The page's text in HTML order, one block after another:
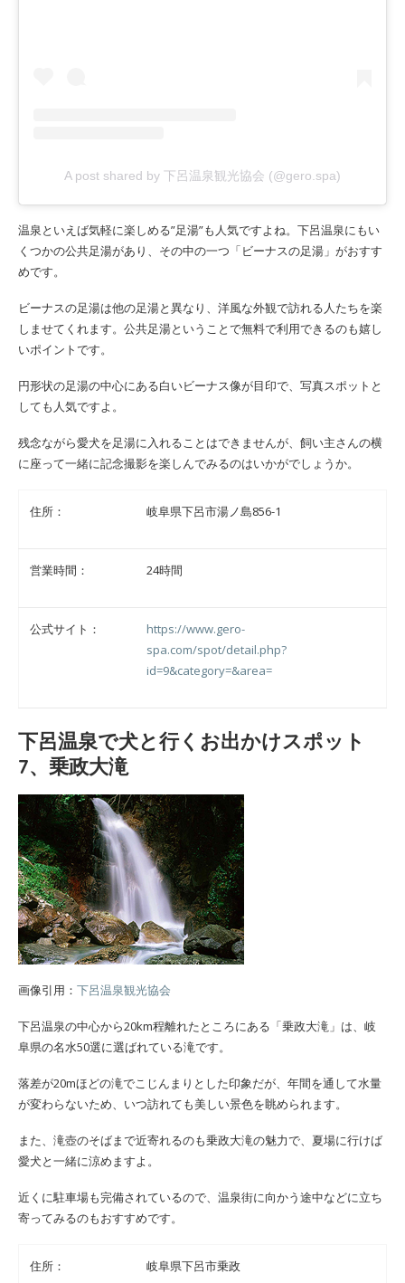
A post shared by 下呂温泉観光協会 (@gero.spa)
温泉といえば気軽に楽しめる”足湯”も人気ですよね。下呂温泉にもい
くつかの公共足湯があり、その中の一つ「ビーナスの足湯」がおすす
めです。
ビーナスの足湯は他の足湯と異なり、洋風な外観で訪れる人たちを楽
しませてくれます。公共足湯ということで無料で利用できるのも嬉し
いポイントです。
円形状の足湯の中心にある白いビーナス像が目印で、写真スポットと
しても人気ですよ。
残念ながら愛犬を足湯に入れることはできませんが、飼い主さんの横
に座って一緒に記念撮影を楽しんでみるのはいかがでしょうか。
住所： 岐阜県下呂市湯ノ島856-1
営業時間： 24時間
公式サイト：
https://www.gero-
spa.com/spot/detail.php?
id=9&category=&area=
下呂温泉で犬と行くお出かけスポット
7、乗政大滝
画像引用： 下呂温泉観光協会
下呂温泉の中心から20km程離れたところにある「乗政大滝」は、岐
阜県の名水50選に選ばれている滝です。
落差が20mほどの滝でこじんまりとした印象だが、年間を通して水量
が変わらないため、いつ訪れても美しい景色を眺められます。
また、滝壺のそばまで近寄れるのも乗政大滝の魅力で、夏場に行けば
愛犬と一緒に涼めますよ。
近くに駐車場も完備されているので、温泉街に向かう途中などに立ち
寄ってみるのもおすすめです。
住所： 岐阜県下呂市乗政